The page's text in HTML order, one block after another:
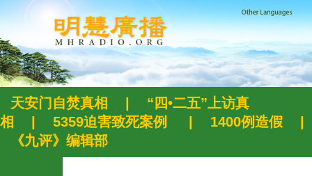
天安门自焚真相
“四•二五”上访真
相
5359迫害致死案例 1400例造假
《九评》编辑部